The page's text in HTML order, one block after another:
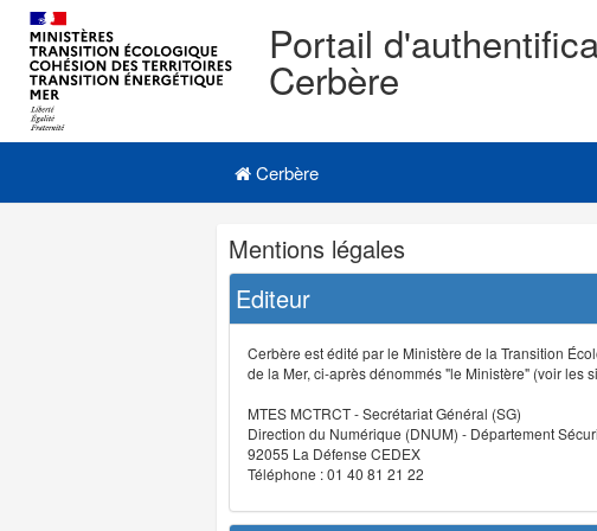
Portail
Cerbère
Navigation
Menu principal
Cerbère
Navigation
et
outils
annexes
Mentions légales
Editeur
Cerbère est édité par le Ministère de la Transition
de la Mer, ci-après dénommés "le Ministère" (voir les
MTES MCTRCT - Secrétariat Général (SG)
Direction du Numérique (DNUM) - Département
92055 La Défense CEDEX
Téléphone : 01 40 81 21 22